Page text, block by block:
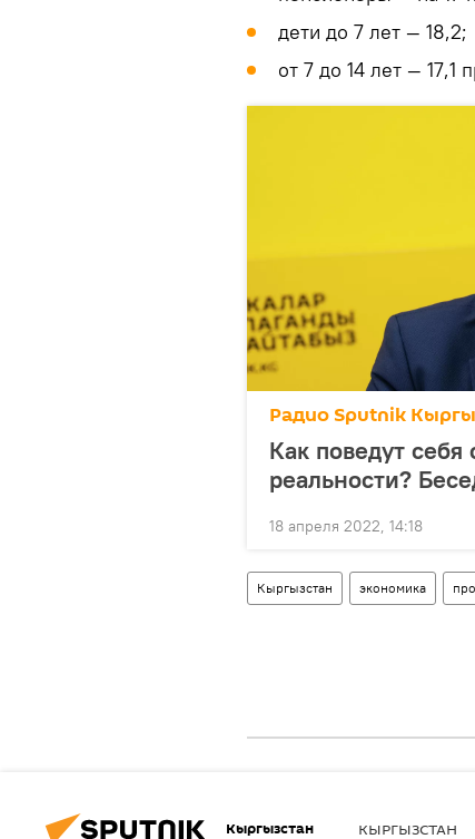
дети до 7 лет — 18,2;
от 7 до 14 лет — 17,1
Радио Sputnik
Как поведут
реальности?
18 апреля 2022, 14:18
Кыргызстан экономика
Кыргызстан КЫРГЫЗСТАН